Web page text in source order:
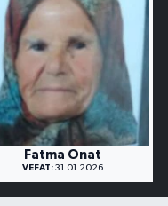
Fatma Onat
VEFAT: 31.01.2026